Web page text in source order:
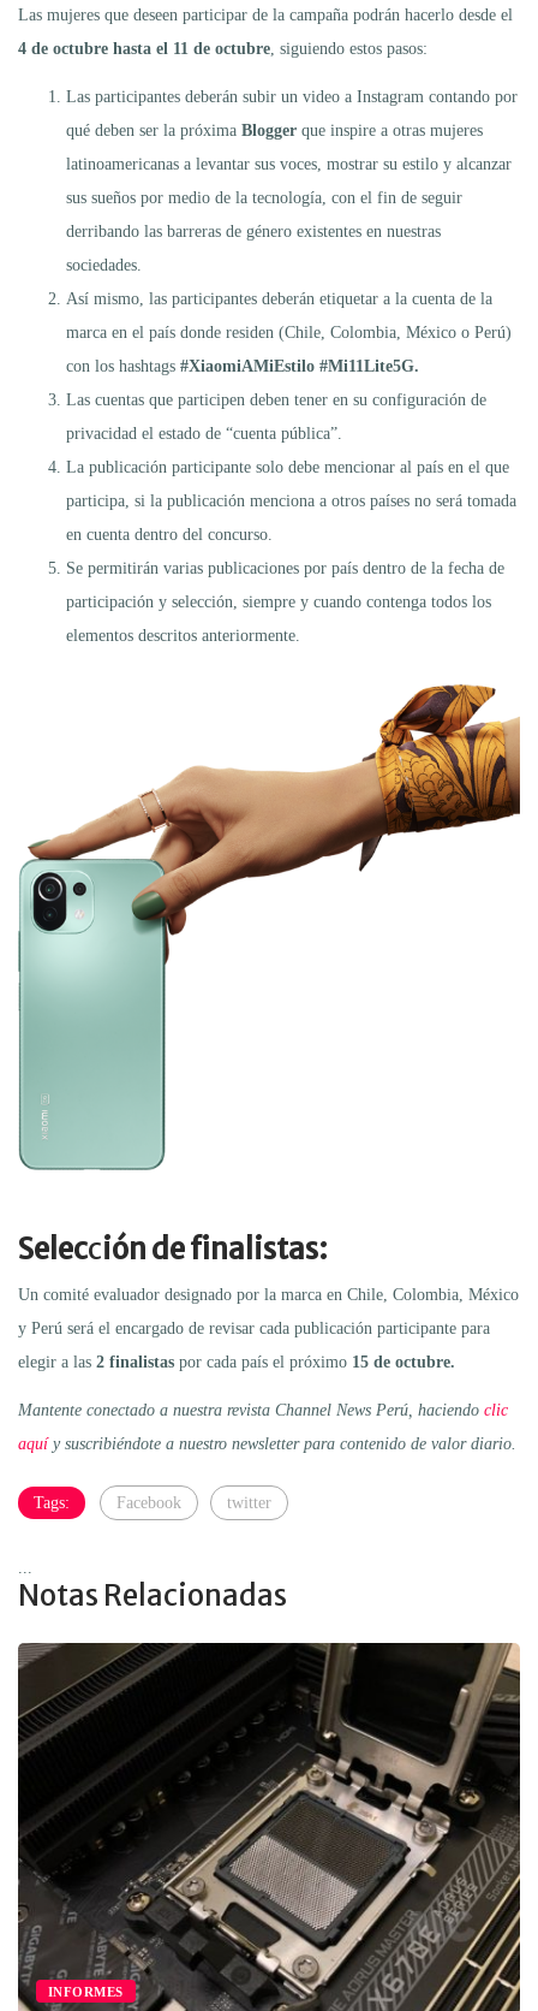
Las mujeres que deseen participar de la campaña podrán hacerlo desde el
4 de octubre hasta el 11 de octubre , siguiendo estos pasos:
Las participantes deberán subir un video a Instagram contando por
qué deben ser la próxima Blogger que inspire a otras mujeres
latinoamericanas a levantar sus voces, mostrar su estilo y alcanzar
sus sueños por medio de la tecnología, con el fin de seguir
derribando las barreras de género existentes en nuestras
sociedades.
Así mismo, las participantes deberán etiquetar a la cuenta de la
marca en el país donde residen (Chile, Colombia, México o Perú)
con los hashtags #XiaomiAMiEstilo #Mi11Lite5G.
Las cuentas que participen deben tener en su configuración de
privacidad el estado de “cuenta pública”.
La publicación participante solo debe mencionar al país en el que
participa, si la publicación menciona a otros países no será tomada
en cuenta dentro del concurso.
Se permitirán varias publicaciones por país dentro de la fecha de
participación y selección, siempre y cuando contenga todos los
elementos descritos anteriormente.
Selección de finalistas:
Un comité evaluador designado por la marca en Chile, Colombia, México
y Perú será el encargado de revisar cada publicación participante para
elegir a las 2 finalistas por cada país el próximo 15 de octubre.
Mantente conectado a nuestra revista Channel News Perú, haciendo clic
aquíy suscribiéndote a nuestro newsletter para contenido de valor diario.
Tags: Facebook twitter
Notas Relacionadas
INFORMES